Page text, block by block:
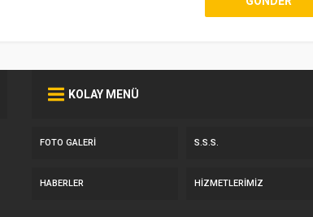
KOLAY MENÜ
FOTO GALERI S.S.S.
HABERLER HIZMETLERIMIZ